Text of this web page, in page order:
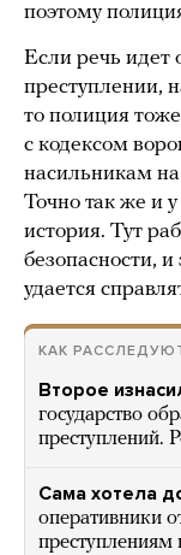
поэтому
Если речь идет
преступлении,
то полиция
с кодексом
насильникам на
Точно так же и
история. Тут
безопасности,
удается
КАК
Второе
государство
преступлений.
Сама хотела
оперативники
преступлениям